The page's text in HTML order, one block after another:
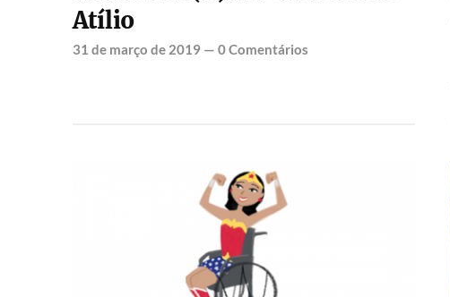
Atílio
31 de março de 2019— 0 Comentários